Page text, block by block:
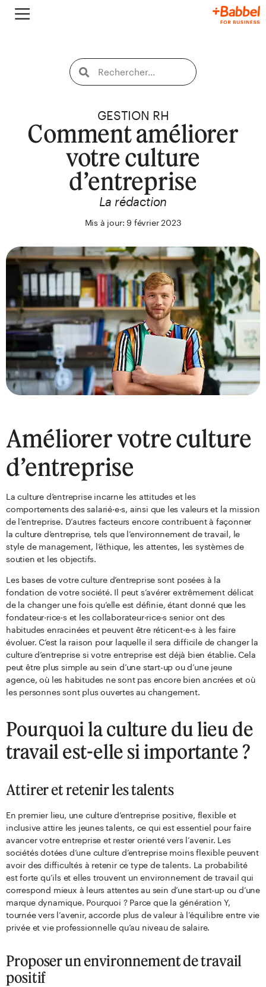
GESTION RH
Comment améliorer
votre culture
d’entreprise
La rédaction
Mis à jour: 9 février 2023
Améliorer votre culture
d’entreprise
La culture d’entreprise incarne les attitudes et les
comportements des salarié·e·s, ainsi que les valeurs et la mission
de l’entreprise. D’autres facteurs encore contribuent à façonner
la culture d’entreprise, tels que l’environnement de travail, le
style de management, l’éthique, les attentes, les systèmes de
soutien et les objectifs.
Les bases de votre culture d’entreprise sont posées à la
fondation de votre société. Il peut s’avérer extrêmement délicat
de la changer une fois qu’elle est définie, étant donné que les
fondateur·rice·s et les collaborateur·rice·s senior ont des
habitudes enracinées et peuvent être réticent·e·s à les faire
évoluer. C’est la raison pour laquelle il sera difficile de changer la
culture d’entreprise si votre entreprise est déjà bien établie. Cela
peut être plus simple au sein d’une start-up ou d’une jeune
agence, où les habitudes ne sont pas encore bien ancrées et où
les personnes sont plus ouvertes au changement.
Pourquoi la culture du lieu de
travail est-elle si importante ?
Attirer et retenir les talents
En premier lieu, une culture d’entreprise positive, flexible et
inclusive attire les jeunes talents, ce qui est essentiel pour faire
avancer votre entreprise et rester orienté vers l’avenir. Les
sociétés dotées d’une culture d’entreprise moins flexible peuvent
avoir des difficultés à retenir ce type de talents. La probabilité
est forte qu’ils et elles trouvent un environnement de travail qui
correspond mieux à leurs attentes au sein d’une start-up ou d’une
marque dynamique. Pourquoi ? Parce que la génération Y,
tournée vers l’avenir, accorde plus de valeur à l’équilibre entre vie
privée et vie professionnelle qu’au niveau de salaire.
Proposer un environnement de travail
positif